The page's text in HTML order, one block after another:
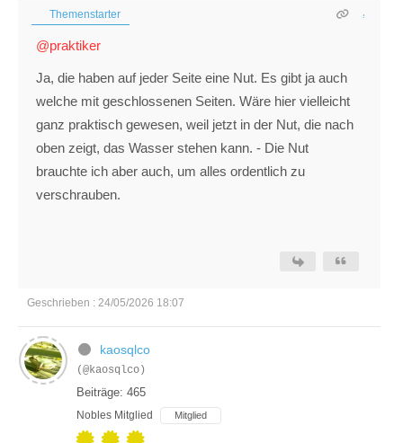
Themenstarter
@praktiker
Ja, die haben auf jeder Seite eine Nut. Es gibt ja auch
welche mit geschlossenen Seiten. Wäre hier vielleicht
ganz praktisch gewesen, weil jetzt in der Nut, die nach
oben zeigt, das Wasser stehen kann. - Die Nut
brauchte ich aber auch, um alles ordentlich zu
verschrauben.
Geschrieben : 24/05/2026 18:07
kaosqlco
(@kaosqlco)
Beiträge: 465
Nobles Mitglied Mitglied